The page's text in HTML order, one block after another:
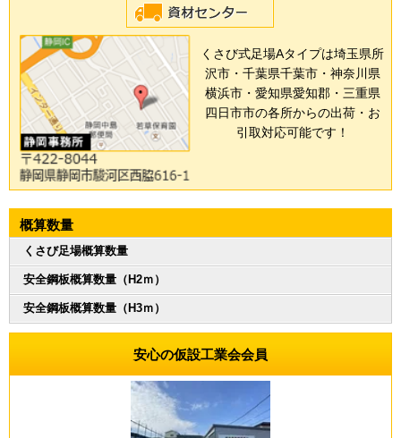
くさび式足場Aタイプは埼玉県所
沢市・千葉県千葉市・神奈川県
横浜市・愛知県愛知郡・三重県
四日市市の各所からの出荷・お
引取対応可能です！
概算数量
くさび足場概算数量
安全鋼板概算数量（H2ｍ）
安全鋼板概算数量（H3ｍ）
安心の仮設工業会会員